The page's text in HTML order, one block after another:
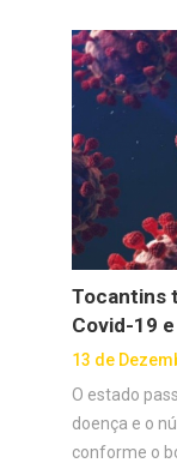
Tocantins
Covid-19
13 de
O estado
doença e o
conforme o